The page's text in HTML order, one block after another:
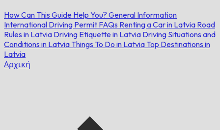
How Can This Guide Help You? General Information
International Driving Permit FAQs Renting a Car in Latvia Road
Rules in Latvia Driving Etiquette in Latvia Driving Situations and
Conditions in Latvia Things To Do in Latvia Top Destinations in
Latvia
Αρχική